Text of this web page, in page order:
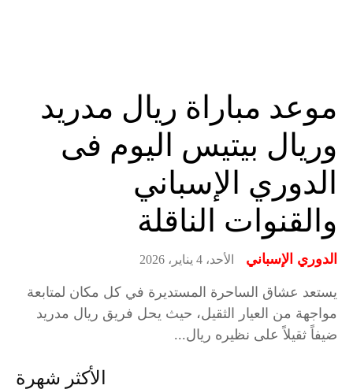
موعد مباراة ريال مدريد
وريال بيتيس اليوم فى
الدوري الإسباني
والقنوات الناقلة
الدوري الإسباني الأحد، 4 يناير، 2026
يستعد عشاق الساحرة المستديرة في كل مكان لمتابعة
مواجهة من العيار الثقيل، حيث يحل فريق ريال مدريد
ضيفاً ثقيلاً على نظيره ريال...
الأكثر شهرة